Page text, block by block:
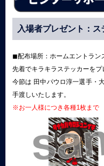
入場者プレゼント：ス
◼︎配布場所：ホームエントラン
先着でキラキラステッカーをプ
今節は 田中パウロ淳一選手・
手渡しいたします。
※お一人様につき各種1枚まで